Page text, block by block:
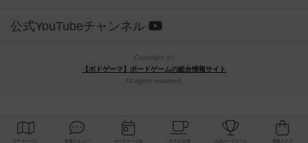
公式YouTubeチャンネル
Copyright (c)
【ボドゲーマ】ボードゲームの総合情報サイト
All rights reserved.